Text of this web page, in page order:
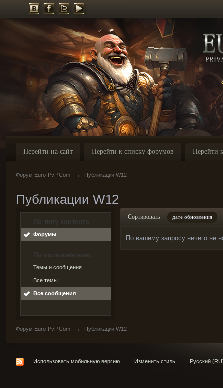
Перейти на сайт Перейти к списку форумов Перейти
Форум Euro-PvP.Com → Публикации W12
Публикации W12
По типу контента
Форумы
По пользователю
Темы и сообщения
Все темы
Все сообщения
Сортировать дате обновления
По вашему запросу ничего не
Форум Euro-PvP.Com → Публикации W12
Использовать мобильную версию Изменить стиль Русский